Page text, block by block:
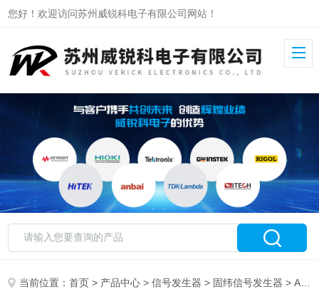
您好！欢迎访问苏州威锐科电子有限公司网站！
当前位置：首页 > 产品中心 >信号发生器 > 固纬信号发生器 > AFG-4235固纬任意波形信号发生器